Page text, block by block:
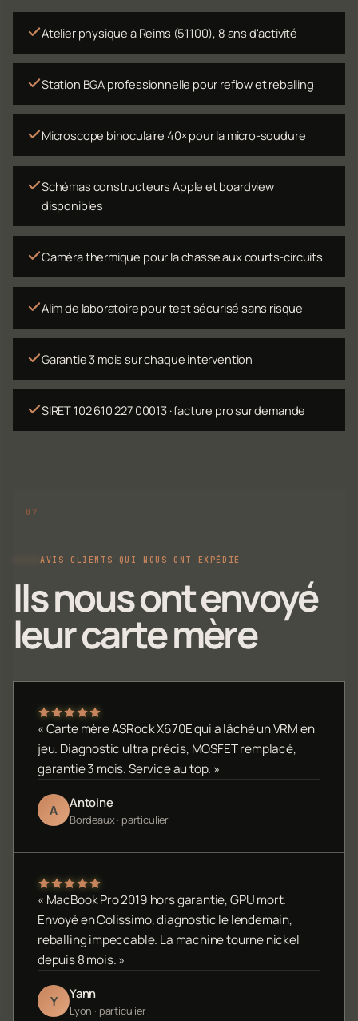
Atelier physique à Reims (51100), 8 ans d'activité
Station BGA professionnelle pour reflow et reballing
Microscope binoculaire 40× pour la micro-soudure
Schémas constructeurs Apple et boardview
disponibles
Caméra thermique pour la chasse aux courts-circuits
Alim de laboratoire pour test sécurisé sans risque
Garantie 3 mois sur chaque intervention
SIRET 102 610 227 00013 · facture pro sur demande
AVIS CLIENTS QUI NOUS ONT EXPÉDIÉ
Ils nous ont envoyé
leur carte mère
« Carte mère ASRock X670E qui a lâché un VRM en
jeu. Diagnostic ultra précis, MOSFET remplacé,
garantie 3 mois. Service au top. »
A Antoine
Bordeaux · particulier
« MacBook Pro 2019 hors garantie, GPU mort.
Envoyé en Colissimo, diagnostic le lendemain,
reballing impeccable. La machine tourne nickel
depuis 8 mois. »
Y Yann
Lyon · particulier